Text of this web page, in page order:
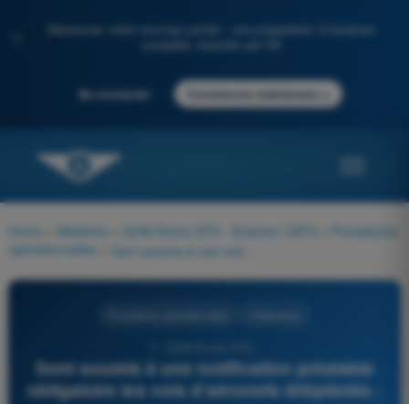
Découvrez notre nouveau portail : une préparation à l'examen
Se connecter Commencer maintenant
Home Matières QCM Drone STS - Examen CATS
Procédures
opérationnelles
Sont soumis à une notification préalable
obligatoire les vols d’aéronefs télépilotés :